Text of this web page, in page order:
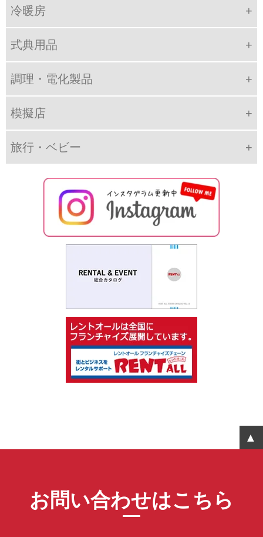
冷暖房
式典用品
調理・電化製品
模擬店
旅行・ベビー
お問い合わせはこちら